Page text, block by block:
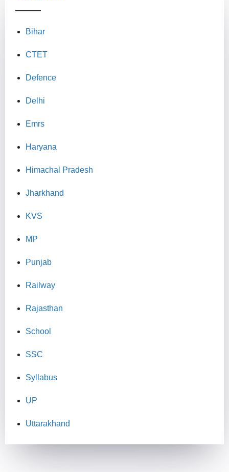
Bihar
CTET
Defence
Delhi
Emrs
Haryana
Himachal Pradesh
Jharkhand
KVS
MP
Punjab
Railway
Rajasthan
School
SSC
Syllabus
UP
Uttarakhand